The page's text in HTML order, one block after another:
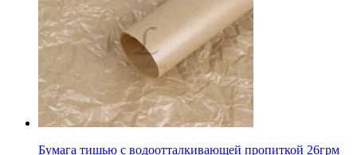
Бумага тишью с водоотталкивающей пропиткой 26грм